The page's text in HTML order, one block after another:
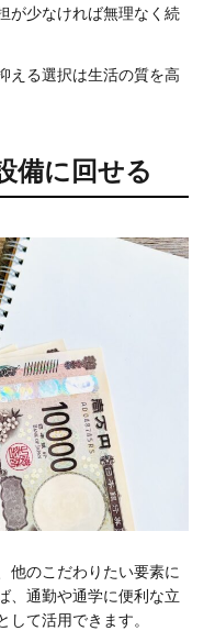
が少なければ無理なく続
える選択は生活の質を高
備に回せる
他のこだわりたい要素に
、通勤や通学に便利な立
て活用できます。